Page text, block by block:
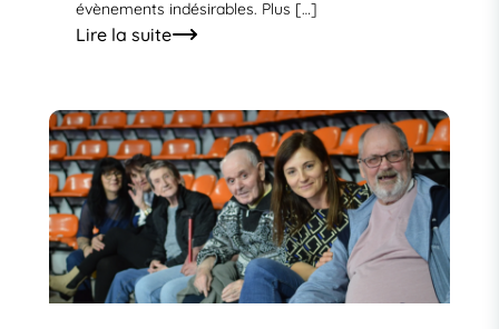
évènements indésirables. Plus […]
Lire la suite